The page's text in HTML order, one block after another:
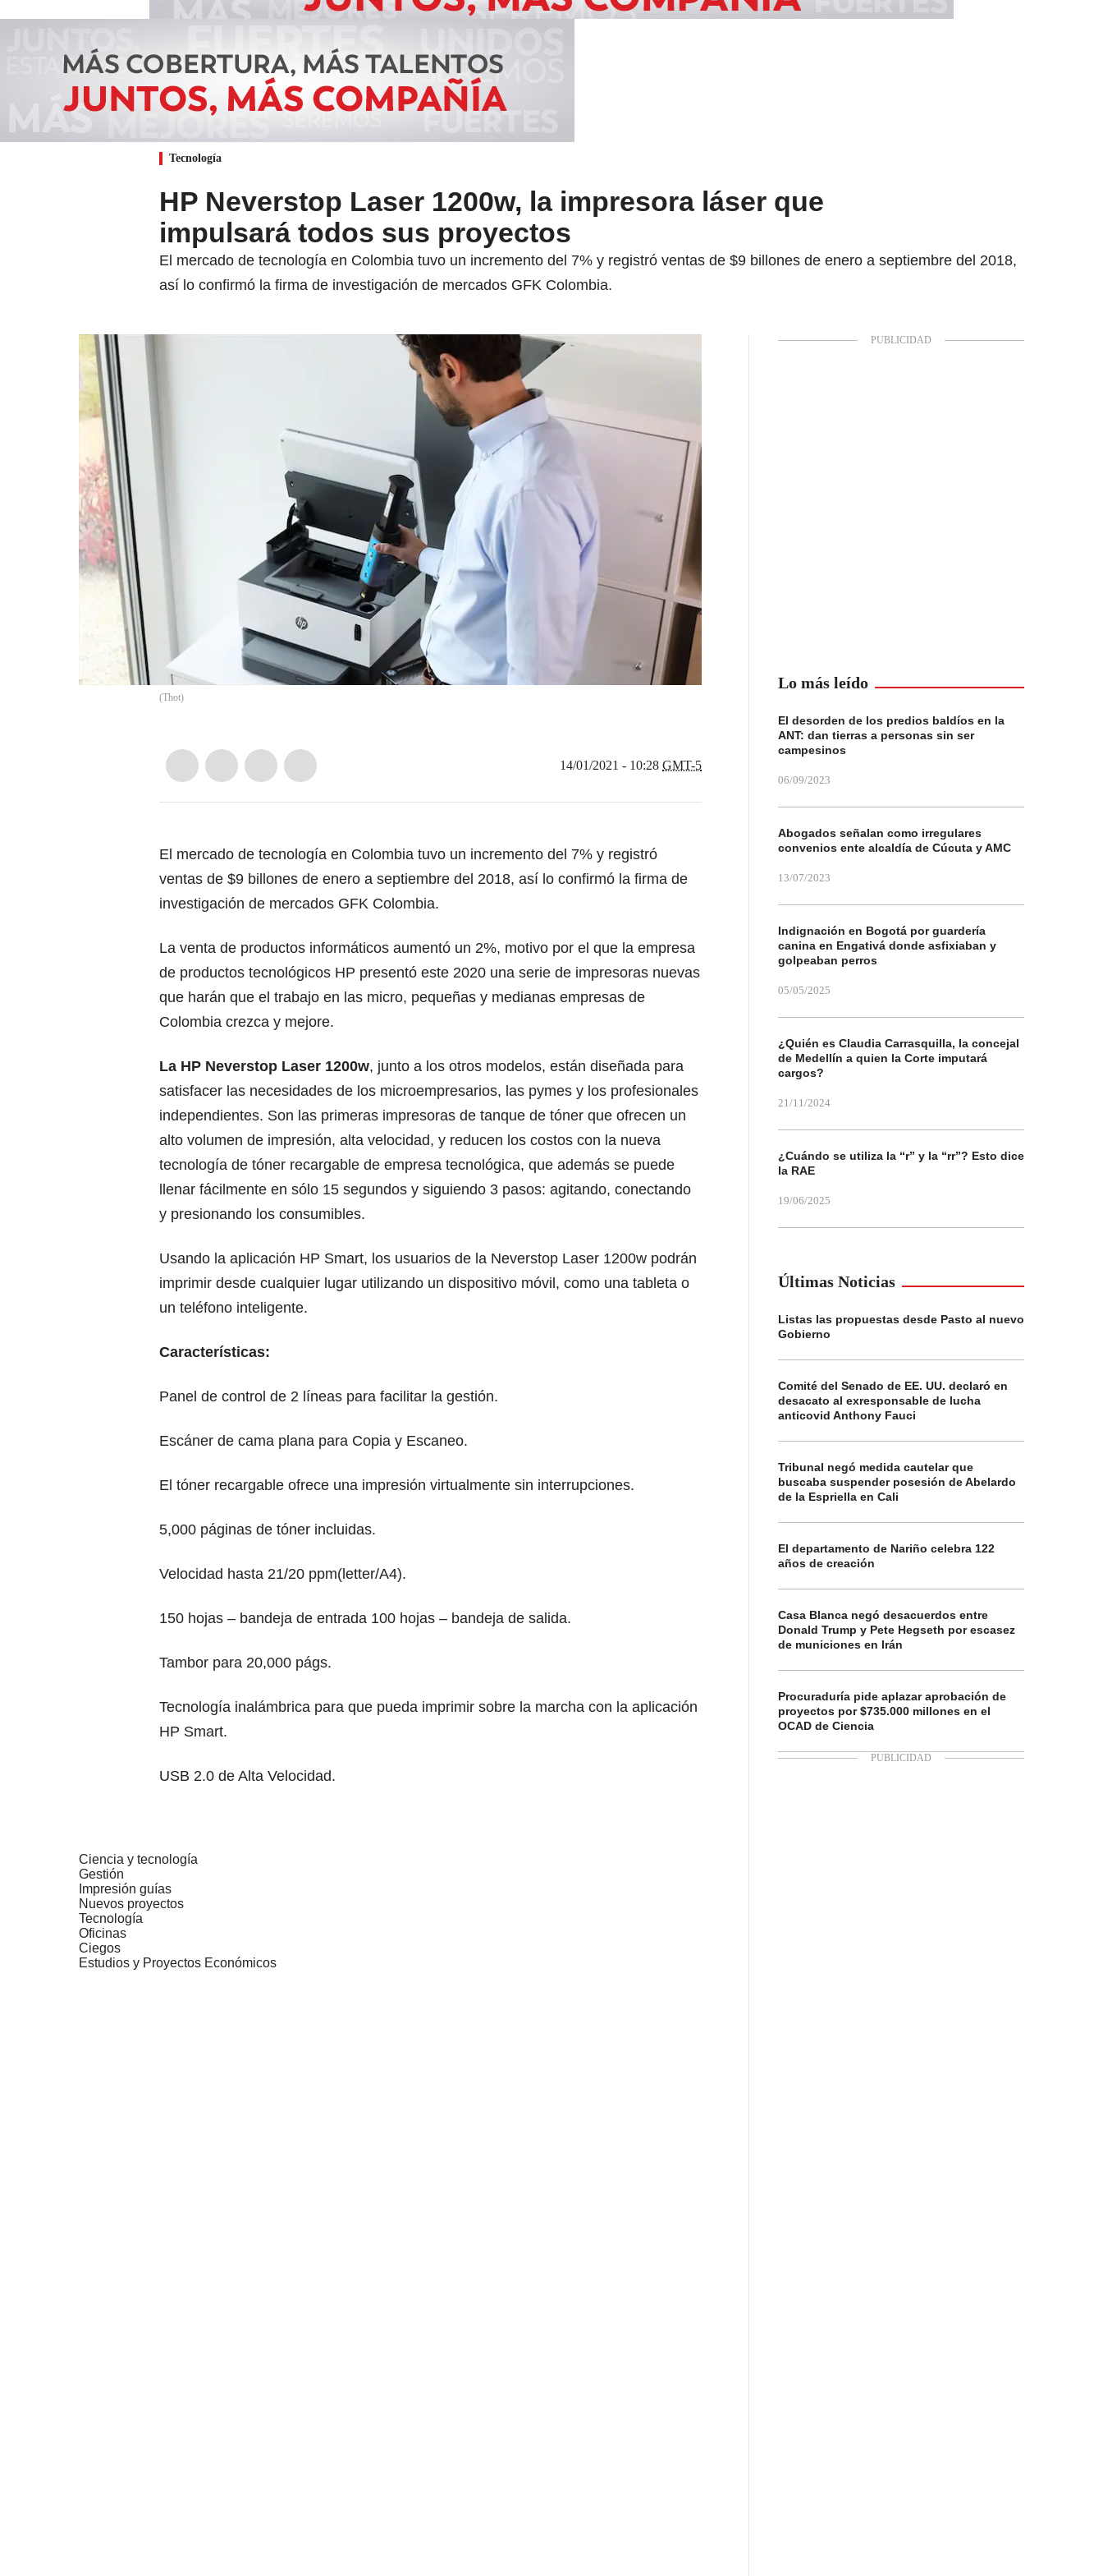
Tecnología
HP Neverstop Laser 1200w, la impresora láser que
impulsará todos sus proyectos
El mercado de tecnología en Colombia tuvo un incremento del 7% y registró ventas de $9 billones de enero a septiembre del 2018,
así lo confirmó la firma de investigación de mercados GFK Colombia.
(Thot)
14/01/2021 - 10:28 GMT-5
El mercado de tecnología en Colombia tuvo un incremento del 7% y registró
ventas de $9 billones de enero a septiembre del 2018, así lo confirmó la firma de
investigación de mercados GFK Colombia.
La venta de productos informáticos aumentó un 2%, motivo por el que la empresa
de productos tecnológicos HP presentó este 2020 una serie de impresoras nuevas
que harán que el trabajo en las micro, pequeñas y medianas empresas de
Colombia crezca y mejore.
La HP Neverstop Laser 1200w, junto a los otros modelos, están diseñada para
satisfacer las necesidades de los microempresarios, las pymes y los profesionales
independientes. Son las primeras impresoras de tanque de tóner que ofrecen un
alto volumen de impresión, alta velocidad, y reducen los costos con la nueva
tecnología de tóner recargable de empresa tecnológica, que además se puede
llenar fácilmente en sólo 15 segundos y siguiendo 3 pasos: agitando, conectando
y presionando los consumibles.
Usando la aplicación HP Smart, los usuarios de la Neverstop Laser 1200w podrán
imprimir desde cualquier lugar utilizando un dispositivo móvil, como una tableta o
un teléfono inteligente.
Características:
Panel de control de 2 líneas para facilitar la gestión.
Escáner de cama plana para Copia y Escaneo.
El tóner recargable ofrece una impresión virtualmente sin interrupciones.
5,000 páginas de tóner incluidas.
Velocidad hasta 21/20 ppm(letter/A4).
150 hojas – bandeja de entrada 100 hojas – bandeja de salida.
Tambor para 20,000 págs.
Tecnología inalámbrica para que pueda imprimir sobre la marcha con la aplicación
HP Smart.
USB 2.0 de Alta Velocidad.
Ciencia y tecnología
Gestión
Impresión guías
Nuevos proyectos
Tecnología
Oficinas
Ciegos
Estudios y Proyectos Económicos
Lo más leído
El desorden de los predios baldíos en la
ANT: dan tierras a personas sin ser
campesinos
06/09/2023
Abogados señalan como irregulares
convenios ente alcaldía de Cúcuta y AMC
13/07/2023
Indignación en Bogotá por guardería
canina en Engativá donde asfixiaban y
golpeaban perros
05/05/2025
¿Quién es Claudia Carrasquilla, la concejal
de Medellín a quien la Corte imputará
cargos?
21/11/2024
¿Cuándo se utiliza la “r” y la “rr”? Esto dice
la RAE
19/06/2025
Últimas Noticias
Listas las propuestas desde Pasto al nuevo
Gobierno
Comité del Senado de EE. UU. declaró en
desacato al exresponsable de lucha
anticovid Anthony Fauci
Tribunal negó medida cautelar que
buscaba suspender posesión de Abelardo
de la Espriella en Cali
El departamento de Nariño celebra 122
años de creación
Casa Blanca negó desacuerdos entre
Donald Trump y Pete Hegseth por escasez
de municiones en Irán
Procuraduría pide aplazar aprobación de
proyectos por $735.000 millones en el
OCAD de Ciencia